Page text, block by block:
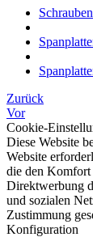
Schrauben
Zurück
Vor
Cookie-
Diese Website
Website
die den Komfort
Direktwerbung
und sozialen
Zustimmung
Konfiguration